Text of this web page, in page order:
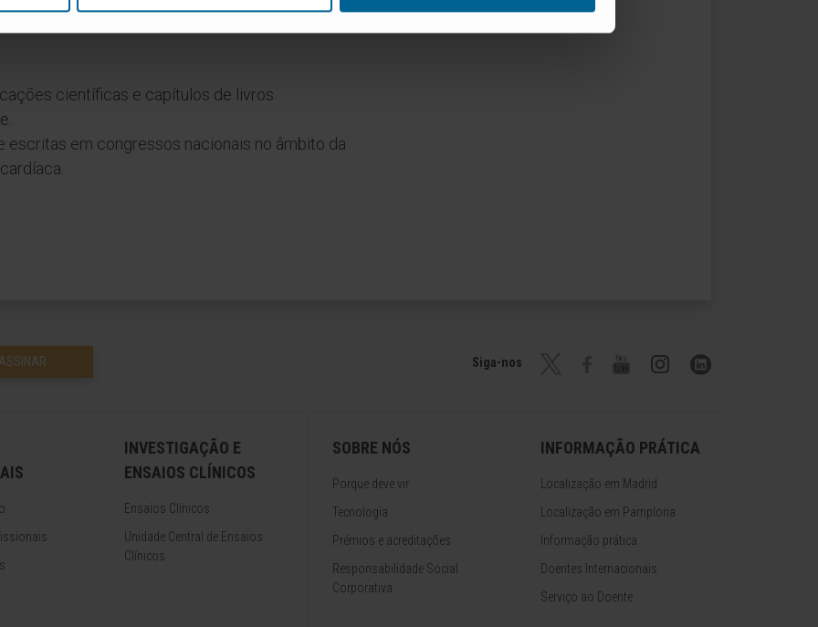
científicas e capítulos de livros
escritas em congressos nacionais no âmbito da
ASSINAR Siga-nos
INVESTIGAÇÃO E
ENSAIOS CLÍNICOS
Ensaios Clínicos
Unidade Central de Ensaios
Clínicos
SOBRE NÓS
Porque deve vir
Tecnologia
Prémios e acreditações
Responsabilidade Social
Corporativa
INFORMAÇÃO PRÁTICA
Localização em Madrid
Localização em Pamplona
Informação prática
Doentes Internacionais
Serviço ao Doente